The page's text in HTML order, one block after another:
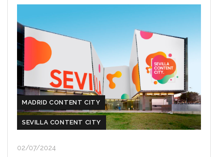
MADRID CONTENT CITY
SEVILLA CONTENT CITY
02/07/2024